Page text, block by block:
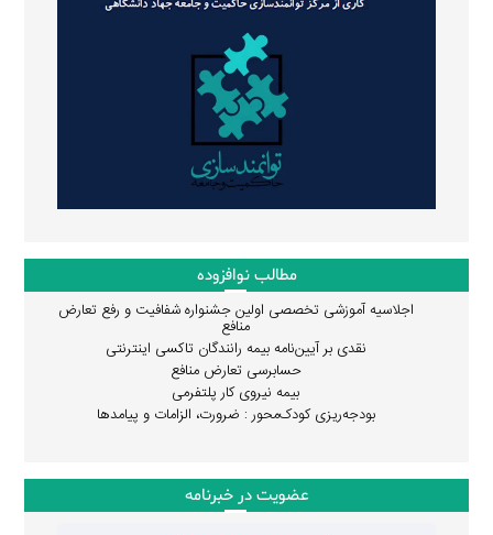
مطالب نوافزوده
اجلاسیه آموزشی تخصصی اولین جشنواره شفافیت و رفع تعارض
منافع
نقدی بر آیین‌نامه بیمه رانندگان تاکسی اینترنتی
حسابرسی تعارض منافع
بیمه نیروی کار پلتفرمی
بودجه‌ریزی کودک‌محور : ضرورت، الزامات و پیامدها
عضویت در خبرنامه